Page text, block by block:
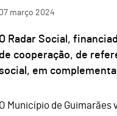
07 março 2024
O Radar Social,
de cooperação, de
em
O Município de